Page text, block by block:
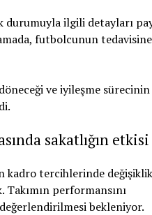
durumuyla ilgili detayları
futbolcunun
ve iyileşme sürecinin
sakatlığın etkisi
kadro tercihlerinde değişiklik
performansını
bekleniyor.